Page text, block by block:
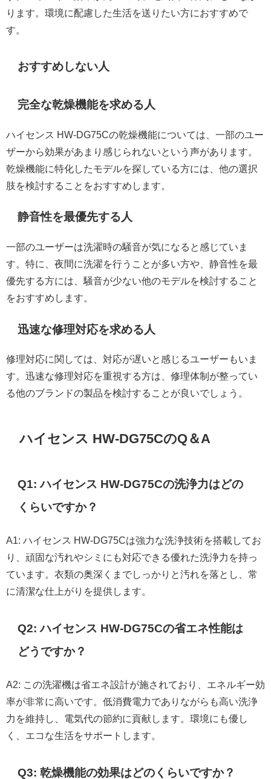
ります。環境に配慮した生活を送りたい方におすすめで
す。
おすすめしない人
完全な乾燥機能を求める人
ハイセンス HW-DG75Cの乾燥機能については、一部のユー
ザーから効果があまり感じられないという声があります。
乾燥機能に特化したモデルを探している方には、他の選択
肢を検討することをおすすめします。
静音性を最優先する人
一部のユーザーは洗濯時の騒音が気になると感じていま
す。特に、夜間に洗濯を行うことが多い方や、静音性を最
優先する方には、騒音が少ない他のモデルを検討すること
をおすすめします。
迅速な修理対応を求める人
修理対応に関しては、対応が遅いと感じるユーザーもいま
す。迅速な修理対応を重視する方は、修理体制が整ってい
る他のブランドの製品を検討することが良いでしょう。
ハイセンス HW-DG75CのQ＆A
Q1: ハイセンス HW-DG75Cの洗浄力はどの
くらいですか？
A1: ハイセンス HW-DG75Cは強力な洗浄技術を搭載してお
り、頑固な汚れやシミにも対応できる優れた洗浄力を持っ
ています。衣類の奥深くまでしっかりと汚れを落とし、常
に清潔な仕上がりを提供します。
Q2: ハイセンス HW-DG75Cの省エネ性能は
どうですか？
A2: この洗濯機は省エネ設計が施されており、エネルギー効
率が非常に高いです。低消費電力でありながらも高い洗浄
力を維持し、電気代の節約に貢献します。環境にも優し
く、エコな生活をサポートします。
Q3: 乾燥機能の効果はどのくらいですか？